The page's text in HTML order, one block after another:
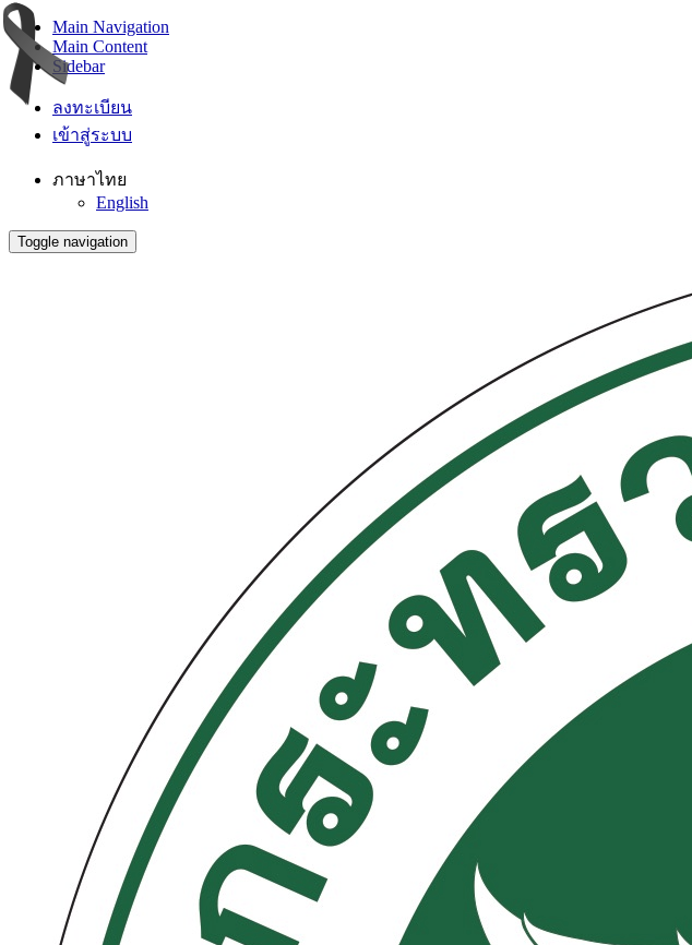
Main Navigation
Main Content
Sidebar
ลงทะเบียน
เข้าสู่ระบบ
ภาษาไทย
English
Toggle navigation